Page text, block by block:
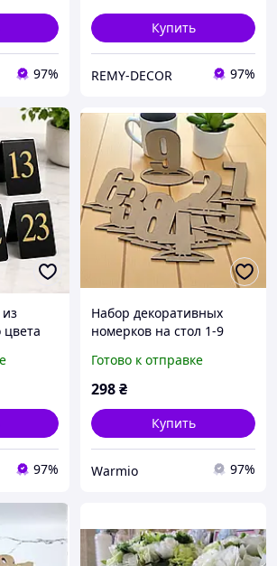
97%
Купить
REMY-DECOR 97%
цвета
97%
Набор декоративных
номерков на стол 1-9
Готово к отправке
298₴
Купить
Warmio 97%